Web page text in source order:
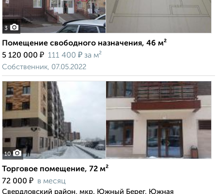
3
Помещение свободного назначения, 46 м²
5 120 000 ₽ 111 400 ₽ за м²
Собственник, 07.05.2022
10
Торговое помещение, 72 м²
72 000 ₽ в месяц
Свердловский район, мкр. Южный Берег, Южная